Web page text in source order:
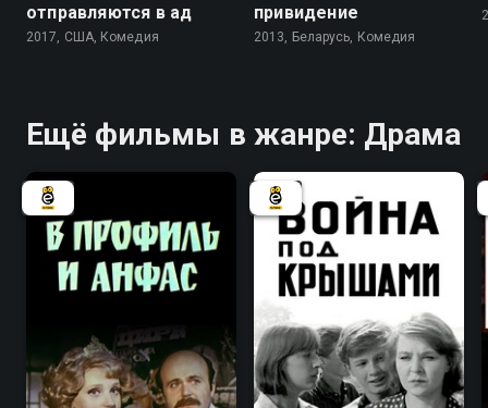
отправляются в ад
2017, США, Комедия
привидение
2013, Беларусь, Комедия
Ещё фильмы в жанре: Драма